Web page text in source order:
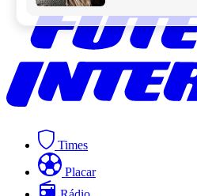
Times
Placar